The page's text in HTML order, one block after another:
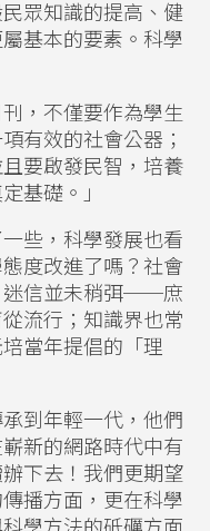
眾知識的提高、健
基本的要素。科學
，不僅要作為學生
有效的社會公器；
要啟發民智，培養
基礎。」
些，科學發展也看
度改進了嗎？社會
迷信並未稍弭──庶
流行；知識界也常
當年提倡的「理
到年輕一代，他們
新的網路時代中有
下去！我們更期望
播方面，更在科學